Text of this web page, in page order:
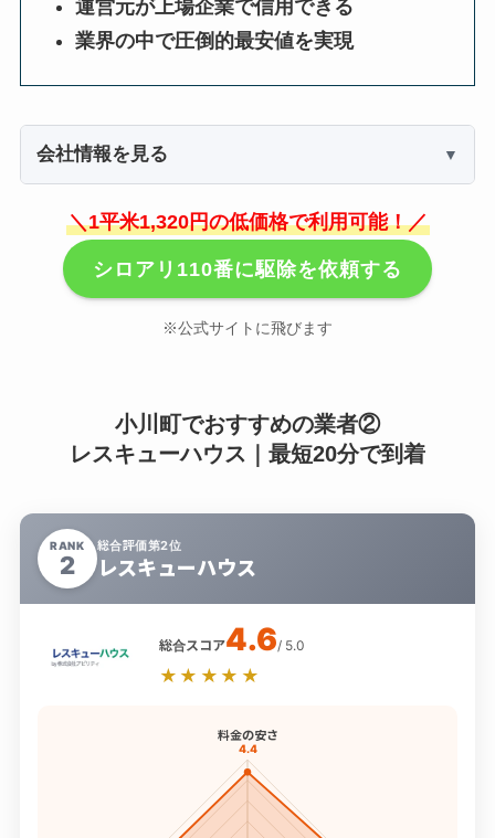
運営元が上場企業で信用できる
業界の中で圧倒的最安値を実現
会社情報を見る
＼1平米1,320円の低価格で利用可能！／
シロアリ110番に駆除を依頼する
※公式サイトに飛びます
小川町でおすすめの業者②
レスキューハウス｜最短20分で到着
RANK
2
総合評価第2位
レスキューハウス
総合スコア4.6/ 5.0
★★★★★
料金の安さ
4.4